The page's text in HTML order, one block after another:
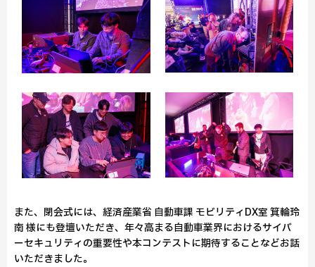
また、閉会式には、経済産業省 自動車課 モビリティDX室 箕輪玲
南 様にも登壇いただき、年々高まる自動車業界におけるサイバ
ーセキュリティの重要性や本コンテストに期待することなどお話
いただきました。